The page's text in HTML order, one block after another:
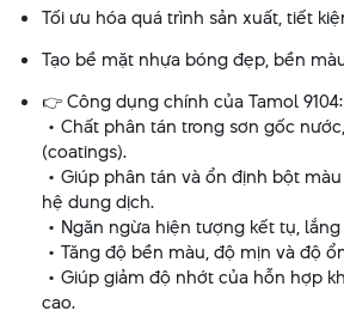
Tối ưu hóa quá trình sản xuất, tiết
Tạo bề mặt nhựa bóng đẹp, bền
👉 Công dụng chính của Tamol 9104:
• Chất phân tán trong sơn gốc
(coatings).
• Giúp phân tán và ổn định bột
hệ dung dịch.
• Ngăn ngừa hiện tượng kết tụ,
• Tăng độ bền màu, độ mịn và độ
• Giúp giảm độ nhớt của hỗn hợp
cao.